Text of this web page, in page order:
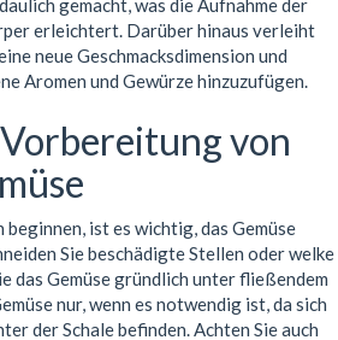
erleichtert. Darüber hinaus verleiht
neue Geschmacksdimension und
Aromen und Gewürze hinzuzufügen.
von
beginnen, ist es wichtig, das Gemüse
Sie beschädigte Stellen oder welke
das Gemüse gründlich unter fließendem
nur, wenn es notwendig ist, da sich
der Schale befinden. Achten Sie auch